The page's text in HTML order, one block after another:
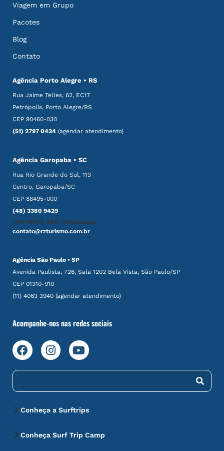
Viagem em Grupo
Pacotes
Blog
Contato
Agência Porto Alegre • RS
Rua Jaime Telles, 62, EC17
Petrópolis, Porto Alegre/RS
CEP 90460-030
(51) 2797 0434 (agendar atendimento)
Agência Garopaba • SC
Rua Rio Grande do Sul, 113
Centro, Garopaba/SC
CEP 88495-000
(48) 3380 9429
(48) 99170 3421 (WhatsApp)
contato@rzturismo.com.br
Agência São Paulo • SP
Avenida Paulista, 726, Sala 1202 Bela Vista, São Paulo/SP
CEP 01310-910
(11) 4063 3940 (agendar atendimento)
Acompanhe-nos nas redes sociais
Conheça a Surftrips
Conheça Surf Trip Camp